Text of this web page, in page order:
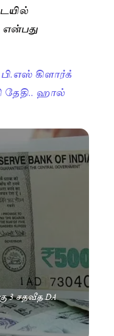
கிளார்க்
தேதி.. ஹால்
3 சதவீத DA